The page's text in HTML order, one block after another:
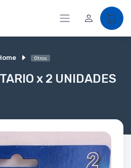
Otros
x 2 UNIDADES